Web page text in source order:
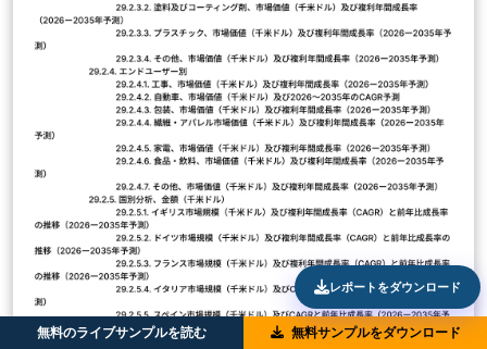
無料のライブサンプルを読む 無料サンプルをダウンロード
レポートをダウンロード